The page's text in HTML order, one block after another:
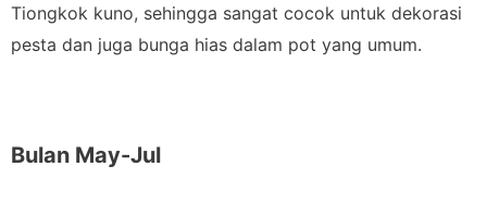
Tiongkok kuno, sehingga sangat cocok untuk dekorasi
pesta dan juga bunga hias dalam pot yang umum.
Bulan May-Jul